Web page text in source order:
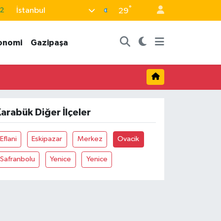
İstanbul 29°
Gazipaşa
Diğer İlçeler
Eflani Eskipazar Merkez Ovacik
Safranbolu Yenice Yenice